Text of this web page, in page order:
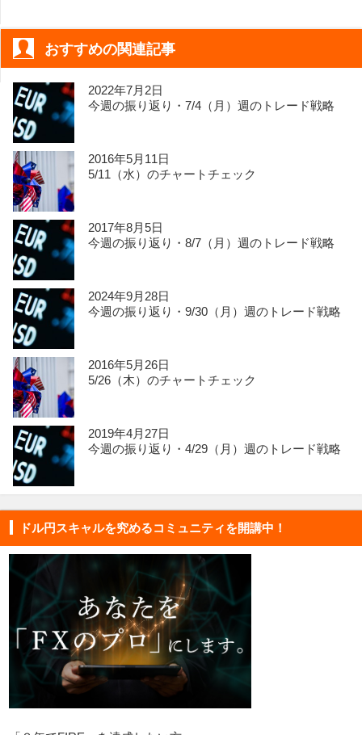
おすすめの関連記事
2022年7月2日
今週の振り返り・7/4（月）週のトレード戦略
2016年5月11日
5/11（水）のチャートチェック
2017年8月5日
今週の振り返り・8/7（月）週のトレード戦略
2024年9月28日
今週の振り返り・9/30（月）週のトレード戦略
2016年5月26日
5/26（木）のチャートチェック
2019年4月27日
今週の振り返り・4/29（月）週のトレード戦略
ドル円スキャルを究めるコミュニティを開講中！